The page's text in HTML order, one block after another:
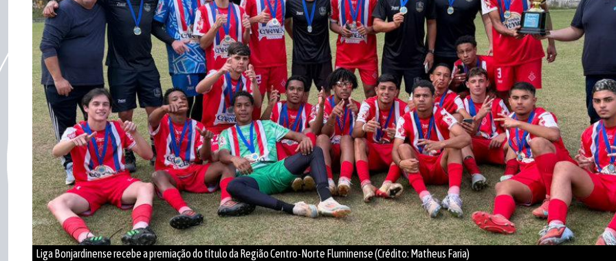
Liga Bonjardinense recebe a premiação do título da Região Centro-Norte Fluminense (Crédito: Matheus Faria)